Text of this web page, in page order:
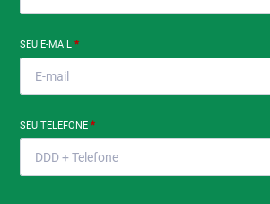
SEU E-MAIL*
SEU TELEFONE*